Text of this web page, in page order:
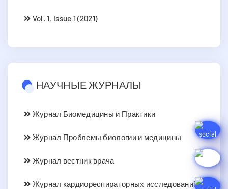
Vol. 1, Issue 1 (2021)
НАУЧНЫЕ ЖУРНАЛЫ
Журнал Биомедицины и Практики
Журнал Проблемы биологии и медицины
Журнал вестник врача
Журнал кардиореспираторных исследований